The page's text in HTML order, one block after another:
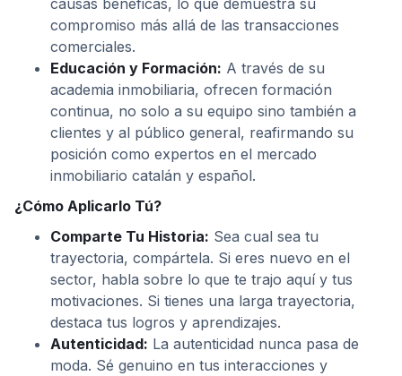
causas benéficas, lo que demuestra su
compromiso más allá de las transacciones
comerciales.
Educación y Formación: A través de su
academia inmobiliaria, ofrecen formación
continua, no solo a su equipo sino también a
clientes y al público general, reafirmando su
posición como expertos en el mercado
inmobiliario catalán y español.
¿Cómo Aplicarlo Tú?
Comparte Tu Historia: Sea cual sea tu
trayectoria, compártela. Si eres nuevo en el
sector, habla sobre lo que te trajo aquí y tus
motivaciones. Si tienes una larga trayectoria,
destaca tus logros y aprendizajes.
Autenticidad: La autenticidad nunca pasa de
moda. Sé genuino en tus interacciones y